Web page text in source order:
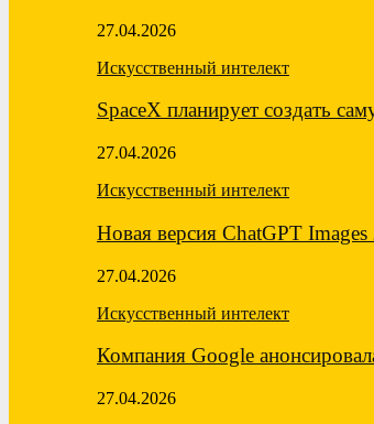
27.04.2026
Искусственный интелект
SpaceX планирует создать
27.04.2026
Искусственный интелект
Новая версия ChatGPT
27.04.2026
Искусственный интелект
Компания Google
27.04.2026